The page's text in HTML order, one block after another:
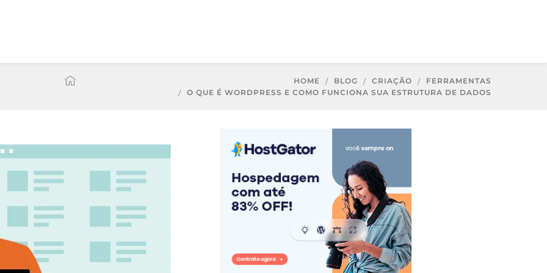
HOME BLOG CRIAÇÃO
FERRAMENTAS
O QUE É WORDPRESS E COMO FUNCIONA SUA ESTRUTURA DE DADOS